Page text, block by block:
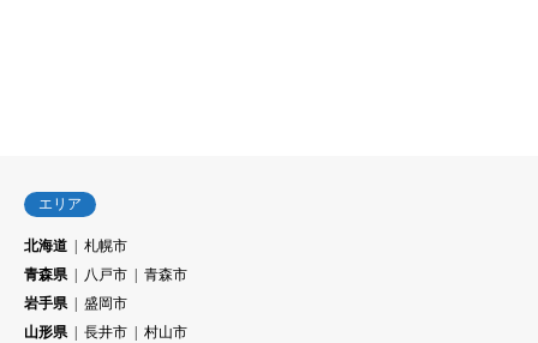
エリア
北海道
札幌市
青森県
八戸市
青森市
岩手県
盛岡市
山形県
長井市
村山市